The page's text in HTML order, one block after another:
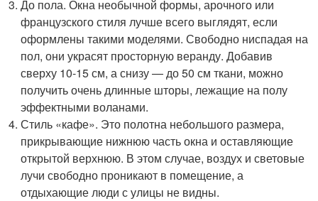
До пола. Окна необычной формы, арочного или
французского стиля лучше всего выглядят, если
оформлены такими моделями. Свободно ниспадая на
пол, они украсят просторную веранду. Добавив
сверху 10-15 см, а снизу — до 50 см ткани, можно
получить очень длинные шторы, лежащие на полу
эффектными воланами.
Стиль «кафе». Это полотна небольшого размера,
прикрывающие нижнюю часть окна и оставляющие
открытой верхнюю. В этом случае, воздух и световые
лучи свободно проникают в помещение, а
отдыхающие люди с улицы не видны.